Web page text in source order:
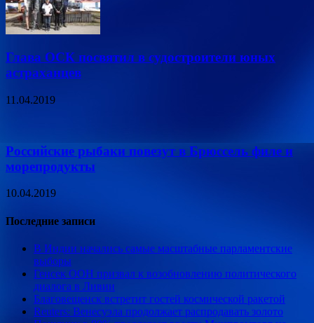
Глава ОСК посвятил в судостроители юных
астраханцев
11.04.2019
Российские рыбаки повезут в Брюссель филе и
морепродукты
10.04.2019
Последние записи
В Индии начались самые масштабные парламентские
выборы
Генсек ООН призвал к возобновлению политического
диалога в Ливии
Благовещенск встретит гостей космической ракетой
Reuters: Венесуэла продолжает распродавать золото